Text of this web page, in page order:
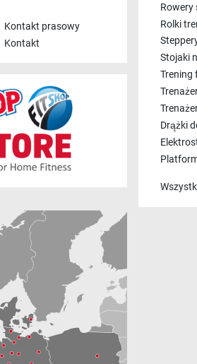
Kontakt prasowy
Kontakt
Rowery
Rolki
Stojaki
Trening
Drążki